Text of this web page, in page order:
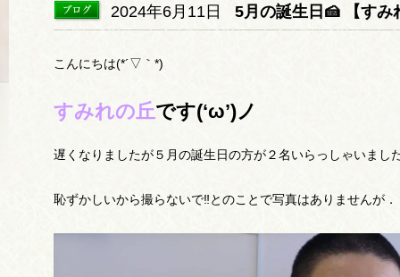
2024年6月11日 5月の誕生日🍰 【すみ
こんにちは(*´▽｀*)
すみれの丘です(‘ω’)ノ
遅くなりましたが５月の誕生日の方が２名いらっしゃいまし
恥ずかしいから撮らないで‼とのことで写真はありませんが．